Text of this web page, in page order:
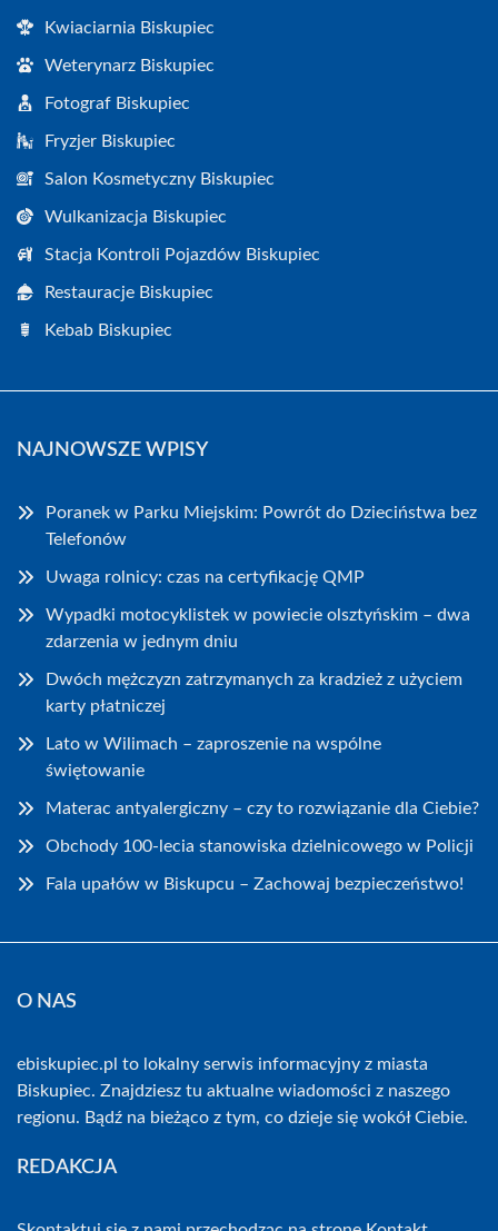
Kwiaciarnia Biskupiec
Weterynarz Biskupiec
Fotograf Biskupiec
Fryzjer Biskupiec
Salon Kosmetyczny Biskupiec
Wulkanizacja Biskupiec
Stacja Kontroli Pojazdów Biskupiec
Restauracje Biskupiec
Kebab Biskupiec
NAJNOWSZE WPISY
Poranek w Parku Miejskim: Powrót do Dzieciństwa bez
Telefonów
Uwaga rolnicy: czas na certyfikację QMP
Wypadki motocyklistek w powiecie olsztyńskim – dwa
zdarzenia w jednym dniu
Dwóch mężczyzn zatrzymanych za kradzież z użyciem
karty płatniczej
Lato w Wilimach – zaproszenie na wspólne
świętowanie
Materac antyalergiczny – czy to rozwiązanie dla Ciebie?
Obchody 100-lecia stanowiska dzielnicowego w Policji
Fala upałów w Biskupcu – Zachowaj bezpieczeństwo!
O NAS
ebiskupiec.pl to lokalny serwis informacyjny z miasta
Biskupiec. Znajdziesz tu aktualne wiadomości z naszego
regionu. Bądź na bieżąco z tym, co dzieje się wokół Ciebie.
REDAKCJA